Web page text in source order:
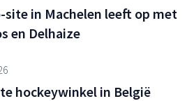
in Machelen leeft op met
en Delhaize
hockeywinkel in België